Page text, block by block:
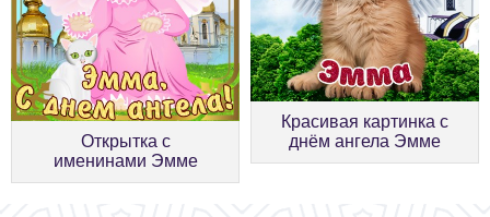
Открытка с
именинами Эмме
Красивая картинка с
днём ангела Эмме